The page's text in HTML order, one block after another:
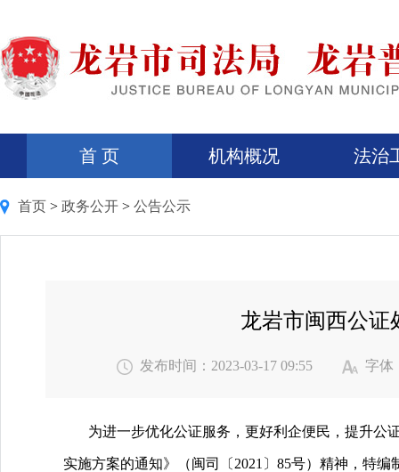
首 页 机构概况 法治
首页 > 政务公开 > 公告公示
龙岩市闽西公证
发布时间：2023-03-17 09:55 字体
为进一步优化公证服务，更好利企便民，提升公
实施方案的通知》（闽司〔2021〕85号）精神，特